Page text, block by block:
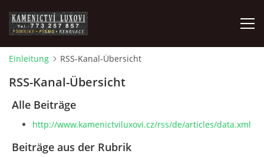
Einleitung RSS-Kanal-Übersicht
RSS-Kanal-Übersicht
Alle Beiträge
http://www.kamenictviluxovi.cz/rss/de/articles/data.xml
Beiträge aus der Rubrik